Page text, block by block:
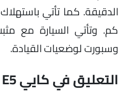
كم. وتأتي السيارة مع
وسبورت لوضعيات القيادة.
التعليق في كايي E5 بمصر